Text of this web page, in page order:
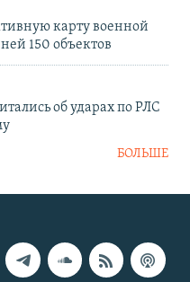
карту военной
150 объектов
об ударах по РЛС
БОЛЬШЕ